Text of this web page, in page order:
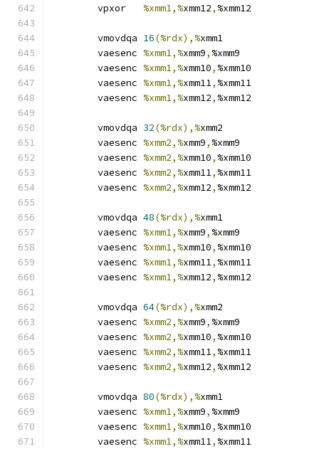
%xmm1,%xmm12, %xmm12
16(%rdx),%xmm1
%xmm1,%xmm9, %xmm9
%xmm1,%xmm10, %xmm10
%xmm1,%xmm11, %xmm11
%xmm1,%xmm12, %xmm12
32(%rdx),%xmm2
%xmm2,%xmm9, %xmm9
%xmm2,%xmm10, %xmm10
%xmm2,%xmm11, %xmm11
%xmm2,%xmm12, %xmm12
48(%rdx),%xmm1
%xmm1,%xmm9, %xmm9
%xmm1,%xmm10, %xmm10
%xmm1,%xmm11, %xmm11
%xmm1,%xmm12, %xmm12
64(%rdx),%xmm2
%xmm2,%xmm9, %xmm9
%xmm2,%xmm10, %xmm10
%xmm2,%xmm11, %xmm11
%xmm2,%xmm12, %xmm12
80(%rdx),%xmm1
%xmm1,%xmm9, %xmm9
%xmm1,%xmm10, %xmm10
%xmm1,%xmm11, %xmm11